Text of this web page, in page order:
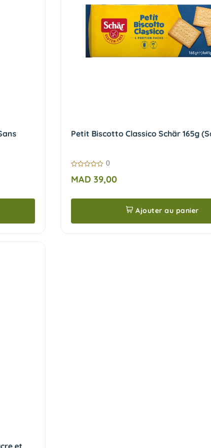
Petit Biscotto Classico Schär 165g
sur
5
0
MAD39,00
Ajouter au panier
et